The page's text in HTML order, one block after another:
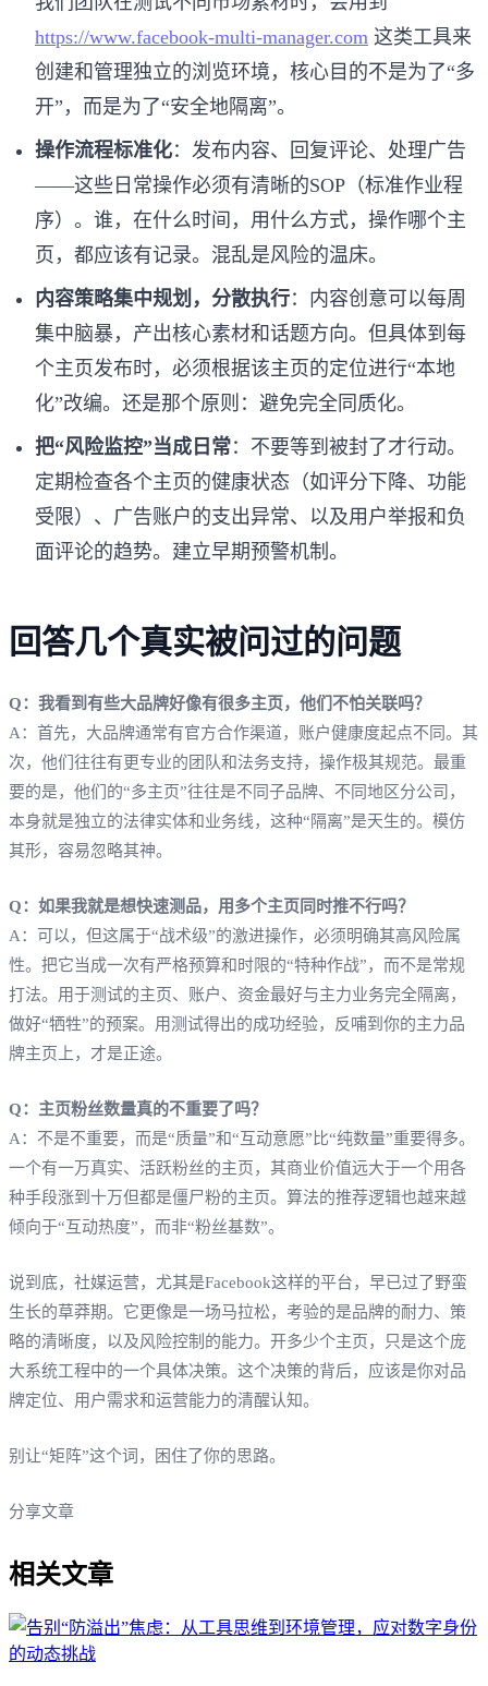
https://www.facebook-multi-manager.com 这类工具来
创建和管理独立的浏览环境，核心目的不是为了“多
开”，而是为了“安全地隔离”。
操作流程标准化：发布内容、回复评论、处理广告
——这些日常操作必须有清晰的SOP（标准作业程
序）。谁，在什么时间，用什么方式，操作哪个主
页，都应该有记录。混乱是风险的温床。
内容策略集中规划，分散执行：内容创意可以每周
集中脑暴，产出核心素材和话题方向。但具体到每
个主页发布时，必须根据该主页的定位进行“本地
化”改编。还是那个原则：避免完全同质化。
把“风险监控”当成日常：不要等到被封了才行动。
定期检查各个主页的健康状态（如评分下降、功能
受限）、广告账户的支出异常、以及用户举报和负
面评论的趋势。建立早期预警机制。
回答几个真实被问过的问题
Q：我看到有些大品牌好像有很多主页，他们不怕关联吗？
A：首先，大品牌通常有官方合作渠道，账户健康度起点不同。其
次，他们往往有更专业的团队和法务支持，操作极其规范。最重
要的是，他们的“多主页”往往是不同子品牌、不同地区分公司，
本身就是独立的法律实体和业务线，这种“隔离”是天生的。模仿
其形，容易忽略其神。
Q：如果我就是想快速测品，用多个主页同时推不行吗？
A：可以，但这属于“战术级”的激进操作，必须明确其高风险属
性。把它当成一次有严格预算和时限的“特种作战”，而不是常规
打法。用于测试的主页、账户、资金最好与主力业务完全隔离，
做好“牺牲”的预案。用测试得出的成功经验，反哺到你的主力品
牌主页上，才是正途。
Q：主页粉丝数量真的不重要了吗？
A：不是不重要，而是“质量”和“互动意愿”比“纯数量”重要得多。
一个有一万真实、活跃粉丝的主页，其商业价值远大于一个用各
种手段涨到十万但都是僵尸粉的主页。算法的推荐逻辑也越来越
倾向于“互动热度”，而非“粉丝基数”。
说到底，社媒运营，尤其是Facebook这样的平台，早已过了野蛮
生长的草莽期。它更像是一场马拉松，考验的是品牌的耐力、策
略的清晰度，以及风险控制的能力。开多少个主页，只是这个庞
大系统工程中的一个具体决策。这个决策的背后，应该是你对品
牌定位、用户需求和运营能力的清醒认知。
别让“矩阵”这个词，困住了你的思路。
分享文章
相关文章